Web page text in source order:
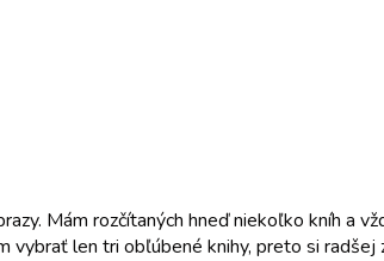
Mám rozčítaných hneď niekoľko kníh a
vybrať len tri obľúbené knihy, preto si radšej